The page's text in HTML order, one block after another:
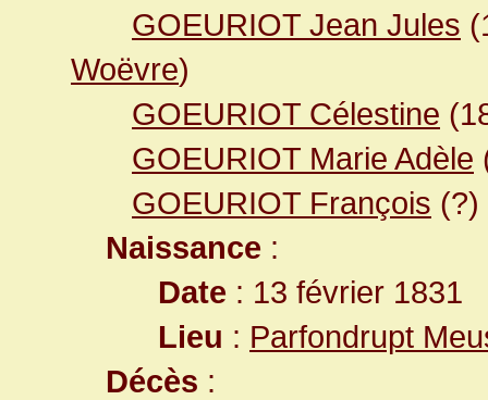
GOEURIOT Jean Jules
Woëvre)
GOEURIOT Célestine
GOEURIOT Marie Adèle
GOEURIOT François (?)
Naissance :
Date : 13 février 1831
Lieu : Parfondrupt
Décès :